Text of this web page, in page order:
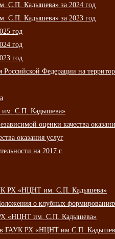
С.П. Кадышева» за 2024 год
С.П. Кадышева» за 2023 год
год
год
год
Российской Федерации на
им. С.П. Кадышева»
оценки качества
оказания услуг
на 2017 г.
РХ «НЦНТ им. С.П. Кадышева»
о клубных
«НЦНТ им. С.П. Кадышева»
в ГАУК РХ «НЦНТ им.С.П.